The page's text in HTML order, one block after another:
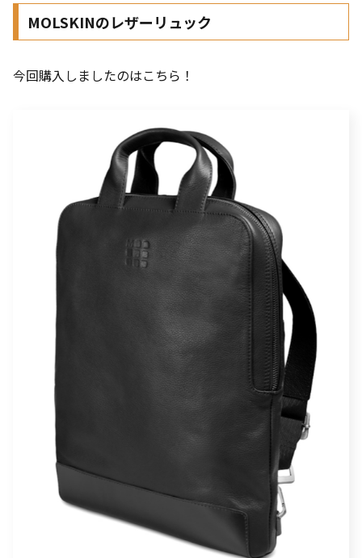
MOLSKINのレザーリュック
今回購入しましたのはこちら！